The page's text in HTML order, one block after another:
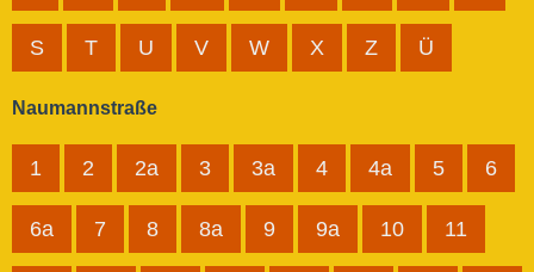
S T U V W X Z Ü
Naumannstraße
1 2 2a 3 3a 4 4a 5 6
6a 7 8 8a 9 9a 10 11